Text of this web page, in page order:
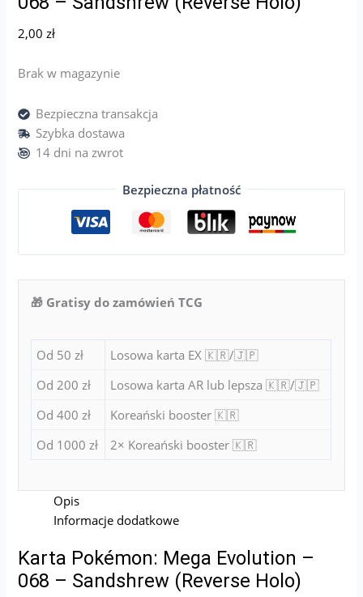
2,00zł
Brak w magazynie
Bezpieczna transakcja
Szybka dostawa
14 dni na zwrot
Bezpieczna płatność
🎁 Gratisy do zamówień TCG
Od 50 zł
Losowa karta EX 🇰🇷/🇯🇵
Od 200 zł
Losowa karta AR lub lepsza 🇰🇷/🇯🇵
Od 400 zł
Koreański booster 🇰🇷
Od 1000 zł
2× Koreański booster 🇰🇷
Opis
Informacje dodatkowe
Karta Pokémon: Mega Evolution –
068 – Sandshrew (Reverse Holo)